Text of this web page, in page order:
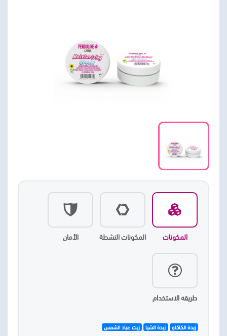
المكونات المكونات النشطة الأمان
طريقه الاستخدام
زيدة الكاكاو زبدة الشيا زيت عباد الشمس